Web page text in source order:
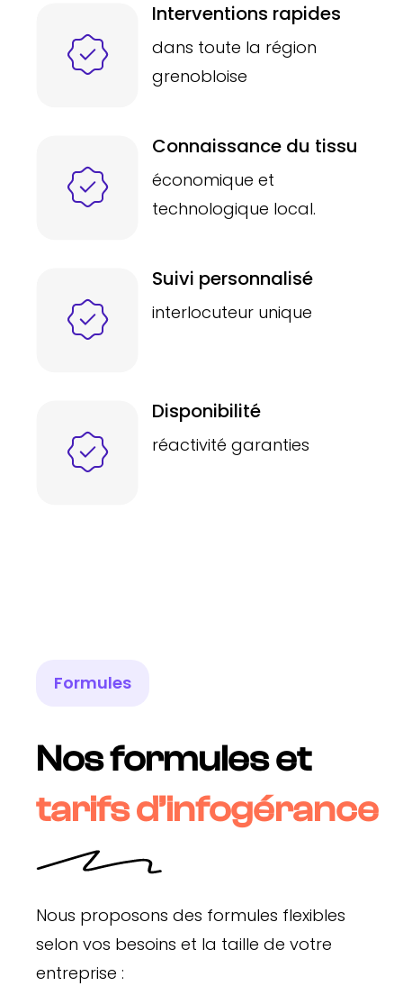
Interventions rapides
dans toute la région
grenobloise
Connaissance du tissu
économique et
technologique local.
Suivi personnalisé
interlocuteur unique
Disponibilité
réactivité garanties
Formules
Nos formules et
tarifs d’infogérance
Nous proposons des formules flexibles
selon vos besoins et la taille de votre
entreprise :